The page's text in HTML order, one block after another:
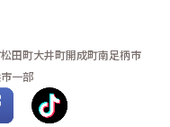
松田町大井町開成町南足柄市
一部